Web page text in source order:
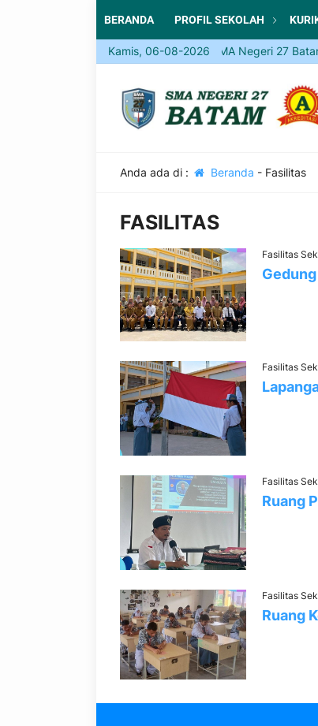
BERANDA PROFIL SEKOLAH
Kamis, 06-08-2026
Come and Join SMA Negeri 27
Anda ada di : Beranda - Fasilitas
FASILITAS
Fasilitas
Fasilitas
Fasilitas
Ruang
Fasilitas
Ruang